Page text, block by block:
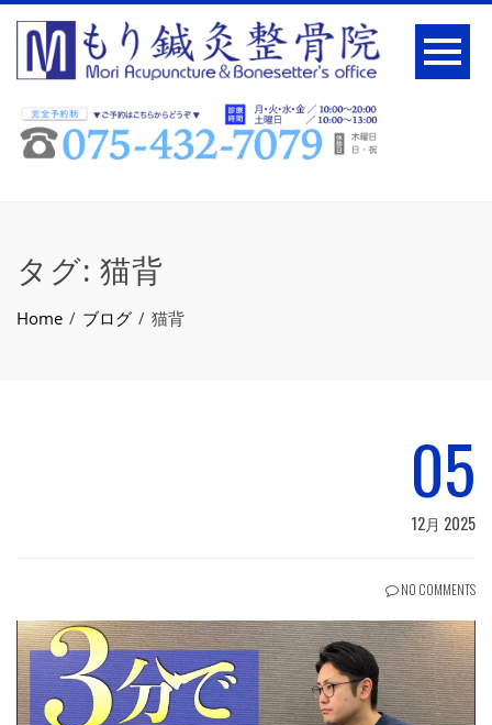
タグ: 猫背
Home ブログ 猫背
05
12月 2025
NO COMMENTS